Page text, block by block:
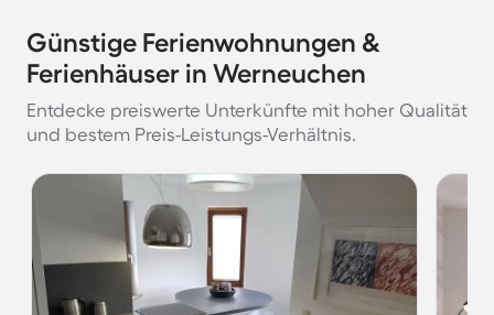
Günstige Ferienwohnungen &
Ferienhäuser in Werneuchen
Entdecke preiswerte Unterkünfte mit hoher Qualität
und bestem Preis-Leistungs-Verhältnis.